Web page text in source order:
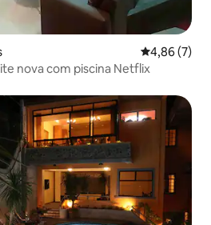
4,86 de uma
4,86 (7)
nova com piscina Netflix